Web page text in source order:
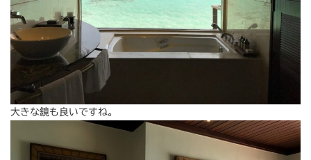
大きな鏡も良いですね。